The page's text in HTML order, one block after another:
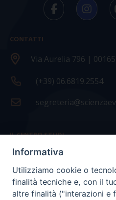
CONTATTI
Via Aurelia 796 |
(+39) 06.6819.2554
IL CENTRO STUDI
La nostra storia
Statuto
Presidenza e ufficio
Informativa
Utilizziamo cookie o
finalità tecniche e, con il
altre finalità ("interazioni e